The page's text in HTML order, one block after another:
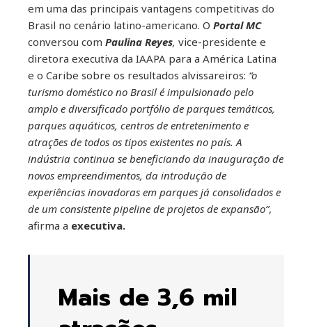
em uma das principais vantagens competitivas do
Brasil no cenário latino-americano. O Portal MC
conversou com Paulina Reyes, vice-presidente e
diretora executiva da IAAPA para a América Latina
e o Caribe sobre os resultados alvissareiros: “o
turismo doméstico no Brasil é impulsionado pelo
amplo e diversificado portfólio de parques temáticos,
parques aquáticos, centros de entretenimento e
atrações de todos os tipos existentes no país. A
indústria continua se beneficiando da inauguração de
novos empreendimentos, da introdução de
experiências inovadoras em parques já consolidados e
de um consistente pipeline de projetos de expansão”,
afirma a executiva.
Mais de 3,6 mil